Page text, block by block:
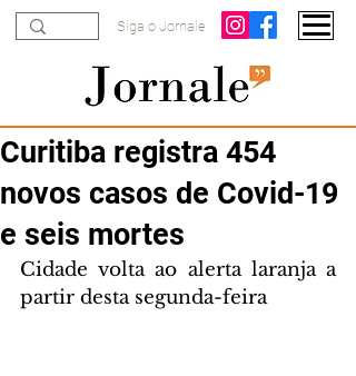
Siga o Jornale
Curitiba registra 454
novos casos de Covid-19
e seis mortes
Cidade volta ao alerta laranja a
partir desta segunda-feira